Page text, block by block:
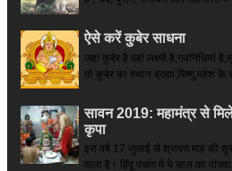
ऐसे करें कुबेर साधना
जहां कुबेर है­ वहां लक्ष्मी है,नवनिधियां
तो कुबेर का स्थान ब्रह्मा,विष्णु,महेश के
सावन 2019: महामंत्र से
कृपा
इस वर्ष 17 जुलाई से श्रावण माह
वाला है। हिंदू पंचांग में ये साल का